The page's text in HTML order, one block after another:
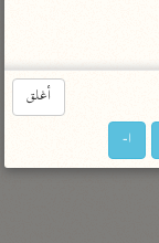
اشترك
أغلق
ا-